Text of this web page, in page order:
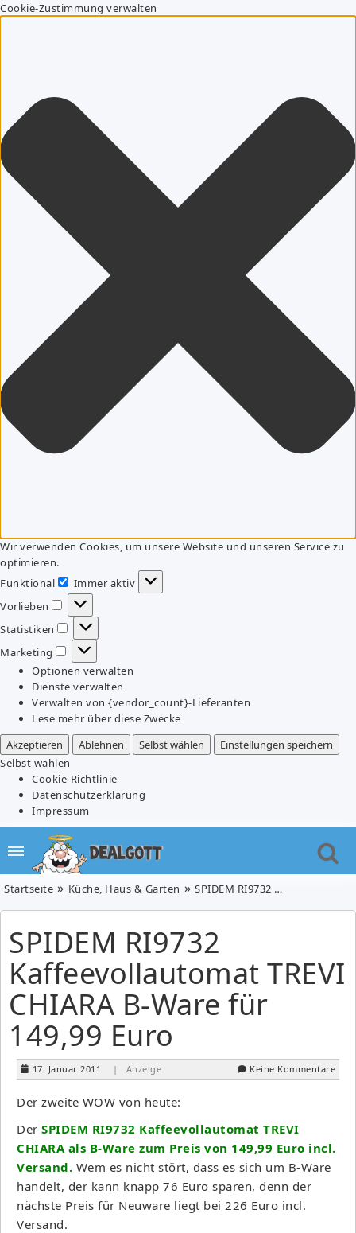
Cookie-Zustimmung verwalten
Wir verwenden Cookies, um unsere Website und unseren Service zu
optimieren.
Funktional
Funktional
Immer aktiv
Vorlieben
Vorlieben
Statistiken
Statistiken
Marketing
Marketing
Optionen verwalten
Dienste verwalten
Verwalten von {vendor_count}-Lieferanten
Lese mehr über diese Zwecke
Akzeptieren
Ablehnen Selbst wählen
Einstellungen speichern
Selbst wählen
Cookie-Richtlinie
Datenschutzerklärung
Impressum
Startseite Küche, Haus & Garten SPIDEM RI9732 Kaffeevollautomat TREVI CHIARA B-Ware für 149,99 Euro
SPIDEM RI9732
Kaffeevollautomat TREVI
CHIARA B-Ware für
149,99 Euro
17. Januar 2011 | Anzeige Keine Kommentare
Der zweite WOW von heute:
Der SPIDEM RI9732 Kaffeevollautomat TREVI
CHIARA als B-Ware zum Preis von 149,99 Euro incl.
Versand. Wem es nicht stört, dass es sich um B-Ware
handelt, der kann knapp 76 Euro sparen, denn der
nächste Preis für Neuware liegt bei 226 Euro incl.
Versand.